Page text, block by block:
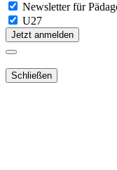
Newsletter für
U27
Jetzt anmelden
Schließen